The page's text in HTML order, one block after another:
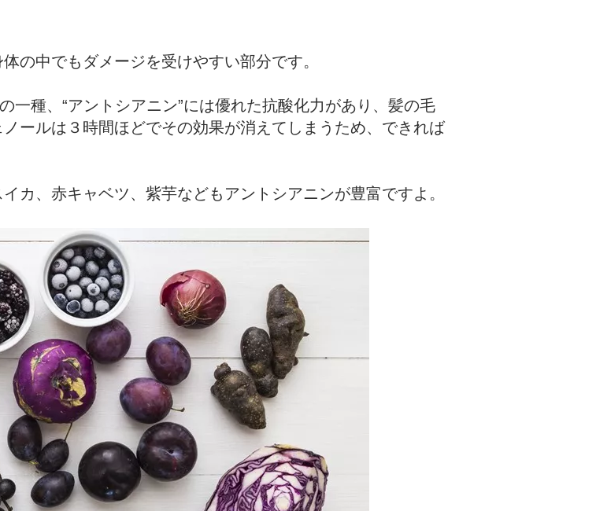
の中でもダメージを受けやすい部分です。
一種、“アントシアニン”には優れた抗酸化力があり、髪の毛
ールは３時間ほどでその効果が消えてしまうため、できれば
カ、赤キャベツ、紫芋などもアントシアニンが豊富ですよ。